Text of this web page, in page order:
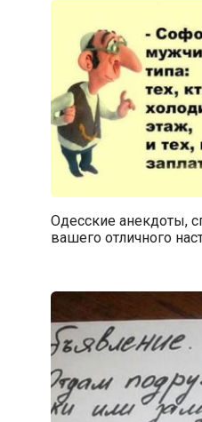
Одесские анекдоты,
вашего отличного